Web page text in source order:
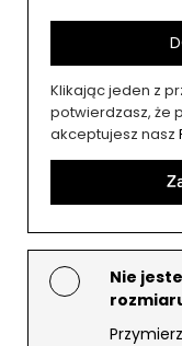
Klikając jeden z
potwierdzasz, że
akceptujesz nasz
Nie